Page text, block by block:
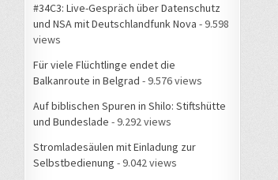
#34C3: Live-Gespräch über Datenschutz
und NSA mit Deutschlandfunk Nova - 9.598
views
Für viele Flüchtlinge endet die
Balkanroute in Belgrad - 9.576 views
Auf biblischen Spuren in Shilo: Stiftshütte
und Bundeslade - 9.292 views
Stromladesäulen mit Einladung zur
Selbstbedienung - 9.042 views